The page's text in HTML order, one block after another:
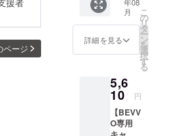
援者
ページ
持ちを大切
に、本当に
自分が気に
入ったもの
の皆様にお
届けしてま
いります。
3,300円
→2,871
円 ・
BEVVO
ポータ
ブルブ
ダー専
用キャ
リース
リーブ
×1 ・カ
月
詳細を見る
こ
の
リ
タ
ー
ン
を
選
択
す
る
5,6
10 円
【BEVV
O専用